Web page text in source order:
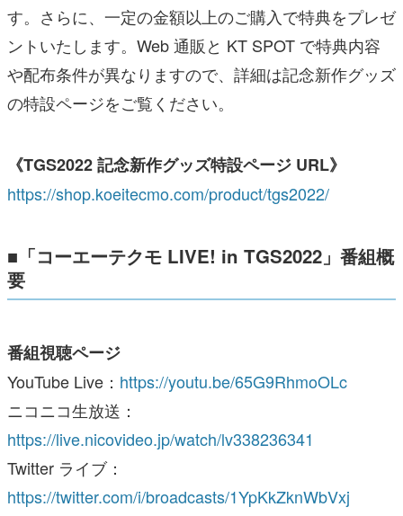
す。さらに、一定の金額以上のご購入で特典をプレゼ
ントいたします。Web 通販と KT SPOT で特典内容
や配布条件が異なりますので、詳細は記念新作グッズ
の特設ページをご覧ください。
《TGS2022 記念新作グッズ特設ページ URL》
https://shop.koeitecmo.com/product/tgs2022/
■「コーエーテクモ LIVE! in TGS2022」番組概
要
番組視聴ページ
YouTube Live： https://youtu.be/65G9RhmoOLc
ニコニコ生放送：
https://live.nicovideo.jp/watch/lv338236341
Twitter ライブ：
https://twitter.com/i/broadcasts/1YpKkZknWbVxj